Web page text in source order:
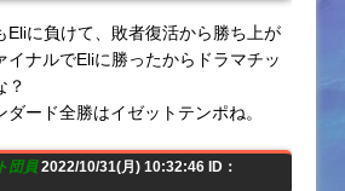
Eliに負けて、敗者復活から勝ち上が
イナルでEliに勝ったからドラマチッ
？
ード全勝はイゼットテンポね。
団員2022/10/31(月) 10:32:46 ID：